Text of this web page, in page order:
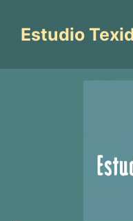
contenido
Estudio